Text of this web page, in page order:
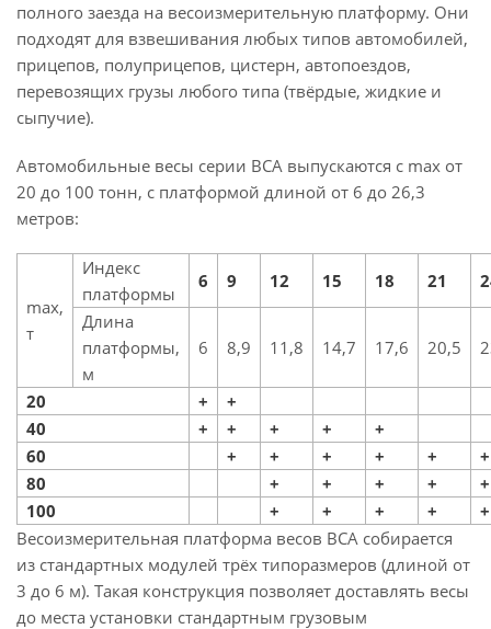
полного заезда на весоизмерительную платформу. Они
подходят для взвешивания любых типов автомобилей,
прицепов, полуприцепов, цистерн, автопоездов,
перевозящих грузы любого типа (твёрдые, жидкие и
сыпучие).
Автомобильные весы серии ВСА выпускаются с max от
20 до 100 тонн, с платформой длиной от 6 до 26,3
метров:
max,
т
Индекс
платформы
6 9 12 15 18 21
Длина
платформы,
м
6 8,9 11,8 14,7 17,6 20,5
20 +
+
40
+ + + +
+
60
+ + + + +
+
80
+ + + +
+
100
+ + + +
+
Весоизмерительная платформа весов ВСА собирается
из стандартных модулей трёх типоразмеров (длиной от
3 до 6 м). Такая конструкция позволяет доставлять весы
до места установки стандартным грузовым